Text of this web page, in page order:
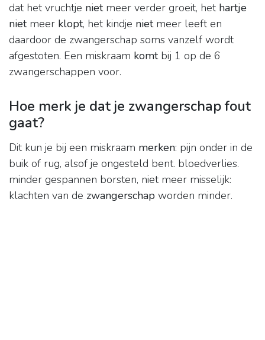
dat het vruchtje nietmeer verder groeit, het hartje
nietmeer klopt, het kindje nietmeer leeft en
daardoor de zwangerschap soms vanzelf wordt
afgestoten. Een miskraam komtbij 1 op de 6
zwangerschappen voor.
Hoe merk je dat je zwangerschap fout
gaat?
Dit kun je bij een miskraam merken: pijn onder in de
buik of rug, alsof je ongesteld bent. bloedverlies.
minder gespannen borsten, niet meer misselijk:
klachten van de zwangerschap worden minder.